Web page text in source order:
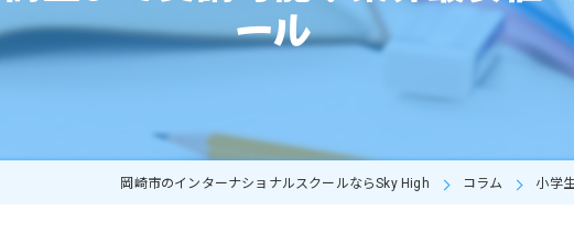
堤下公園校スタッフ 保育園
プリスクール
中高生
ール
岡崎市のインターナショナルスクールならSky High コラム 小学